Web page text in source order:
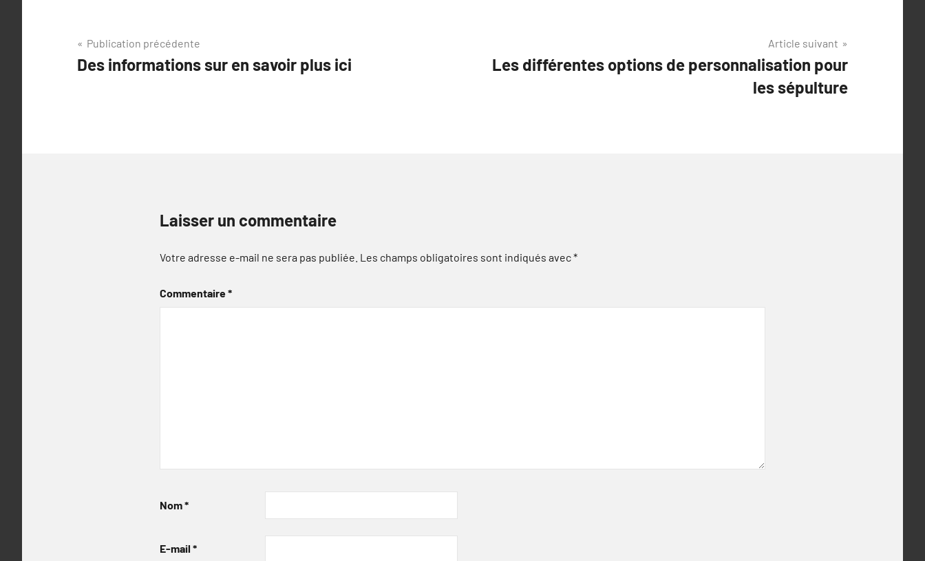
Navigation
de
Publication précédente
Des informations sur en savoir plus ici
Article suivant
Les différentes options de personnalisation pour
les sépulture
Laisser un commentaire
Votre adresse e-mail ne sera pas publiée. Les champs obligatoires sont indiqués avec*
Commentaire*
Nom*
E-mail *